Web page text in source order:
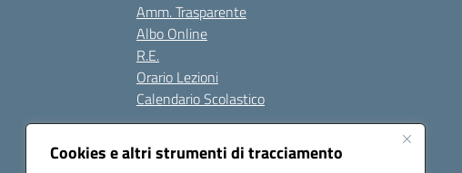
Cookies e altri strumenti di tracciamento
Amm. Trasparente
Albo Online
R.E.
Orario Lezioni
Calendario Scolastico